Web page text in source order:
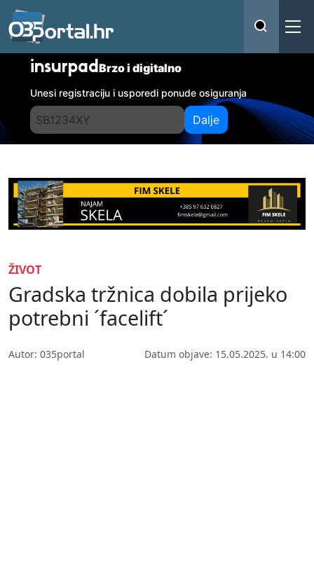
insurpadBrzo i digitalno
Unesi registraciju i usporedi ponude osiguranja
Dalje
ŽIVOT
Gradska tržnica dobila prijeko
potrebni ´facelift´
Autor: 035portal Datum objave: 15.05.2025. u 14:00